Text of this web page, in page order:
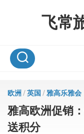
飞常
欧洲 /英国 /雅高乐雅会
雅高欧洲促销
送积分